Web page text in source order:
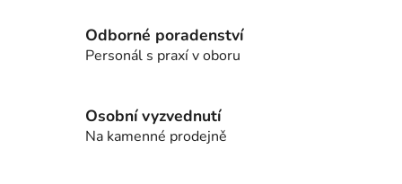
í
p
k
y
í
Odborné poradenství
Personál s praxí v oboru
Osobní vyzvednutí
Na kamenné prodejně